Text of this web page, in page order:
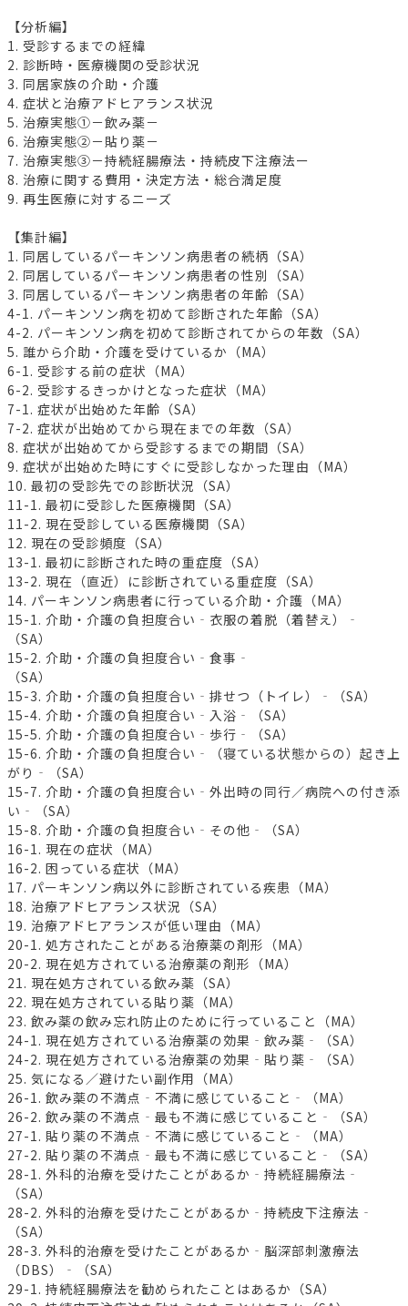
【分析編】
1. 受診するまでの経緯
2. 診断時・医療機関の受診状況
3. 同居家族の介助・介護
4. 症状と治療アドヒアランス状況
5. 治療実態①－飲み薬－
6. 治療実態②－貼り薬－
7. 治療実態③－持続経腸療法・持続皮下注療法ー
8. 治療に関する費用・決定方法・総合満足度
9. 再生医療に対するニーズ
【集計編】
1. 同居しているパーキンソン病患者の続柄（SA）
2. 同居しているパーキンソン病患者の性別（SA）
3. 同居しているパーキンソン病患者の年齢（SA）
4-1. パーキンソン病を初めて診断された年齢（SA）
4-2. パーキンソン病を初めて診断されてからの年数（SA）
5. 誰から介助・介護を受けているか（MA）
6-1. 受診する前の症状（MA）
6-2. 受診するきっかけとなった症状（MA）
7-1. 症状が出始めた年齢（SA）
7-2. 症状が出始めてから現在までの年数（SA）
8. 症状が出始めてから受診するまでの期間（SA）
9. 症状が出始めた時にすぐに受診しなかった理由（MA）
10. 最初の受診先での診断状況（SA）
11-1. 最初に受診した医療機関（SA）
11-2. 現在受診している医療機関（SA）
12. 現在の受診頻度（SA）
13-1. 最初に診断された時の重症度（SA）
13-2. 現在（直近）に診断されている重症度（SA）
14. パーキンソン病患者に行っている介助・介護（MA）
15-1. 介助・介護の負担度合い‐衣服の着脱（着替え）‐
（SA）
15-2. 介助・介護の負担度合い‐食事‐
（SA）
15-3. 介助・介護の負担度合い‐排せつ（トイレ）‐（SA）
15-4. 介助・介護の負担度合い‐入浴‐（SA）
15-5. 介助・介護の負担度合い‐歩行‐（SA）
15-6. 介助・介護の負担度合い‐（寝ている状態からの）起き上
がり‐（SA）
15-7. 介助・介護の負担度合い‐外出時の同行／病院への付き添
い‐（SA）
15-8. 介助・介護の負担度合い‐その他‐（SA）
16-1. 現在の症状（MA）
16-2. 困っている症状（MA）
17. パーキンソン病以外に診断されている疾患（MA）
18. 治療アドヒアランス状況（SA）
19. 治療アドヒアランスが低い理由（MA）
20-1. 処方されたことがある治療薬の剤形（MA）
20-2. 現在処方されている治療薬の剤形（MA）
21. 現在処方されている飲み薬（SA）
22. 現在処方されている貼り薬（MA）
23. 飲み薬の飲み忘れ防止のために行っていること（MA）
24-1. 現在処方されている治療薬の効果‐飲み薬‐（SA）
24-2. 現在処方されている治療薬の効果‐貼り薬‐（SA）
25. 気になる／避けたい副作用（MA）
26-1. 飲み薬の不満点‐不満に感じていること‐（MA）
26-2. 飲み薬の不満点‐最も不満に感じていること‐（SA）
27-1. 貼り薬の不満点‐不満に感じていること‐（MA）
27-2. 貼り薬の不満点‐最も不満に感じていること‐（SA）
28-1. 外科的治療を受けたことがあるか‐持続経腸療法‐
（SA）
28-2. 外科的治療を受けたことがあるか‐持続皮下注療法‐
（SA）
28-3. 外科的治療を受けたことがあるか‐脳深部刺激療法
（DBS）‐（SA）
29-1. 持続経腸療法を勧められたことはあるか（SA）